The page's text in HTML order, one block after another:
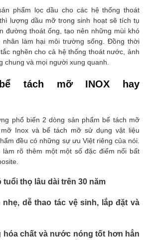
phẩm lọc dầu cho các hệ thống thoát
lượng dầu mỡ trong sinh hoạt sẽ tích tụ
đường thoát ống, tạo nên những mùi khó
làm hại môi trường sống. Đồng thời
nghẽn cho cả hệ thống thoát nước, ảnh
chung và mọi người xung quanh.
tách mỡ INOX hay
phổ biến 2 dòng sản phẩm bể tách mỡ
Inox và bể tách mỡ sử dụng vật liệu
đều có những sự ưu Việt riêng của nói.
làm rõ thêm một một số đặc điểm nổi bất
tuổi thọ lâu dài trên 30 năm
dễ thao tác vệ sinh, lắp đặt và
hóa chất và nước nóng tốt hơn hẳn